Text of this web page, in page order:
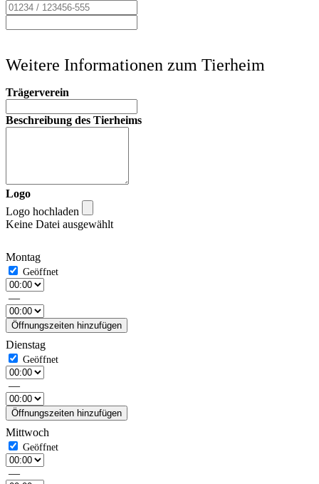
Weitere Informationen zum Tierheim
Trägerverein
Beschreibung des Tierheims
Logo
Logo hochladen
Keine Datei ausgewählt
Montag
—
Öffnungszeiten hinzufügen
Dienstag
—
Öffnungszeiten hinzufügen
Mittwoch
—